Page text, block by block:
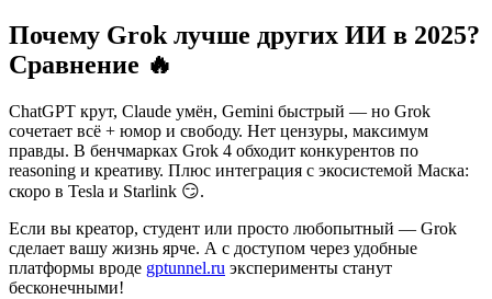
Почему Grok лучше других ИИ в 2025?
Сравнение 🔥
ChatGPT крут, Claude умён, Gemini быстрый — но Grok
сочетает всё + юмор и свободу. Нет цензуры, максимум
правды. В бенчмарках Grok 4 обходит конкурентов по
reasoning и креативу. Плюс интеграция с экосистемой Маска:
скоро в Tesla и Starlink 😏.
Если вы креатор, студент или просто любопытный — Grok
сделает вашу жизнь ярче. А с доступом через удобные
платформы вроде gptunnel.ru эксперименты станут
бесконечными!